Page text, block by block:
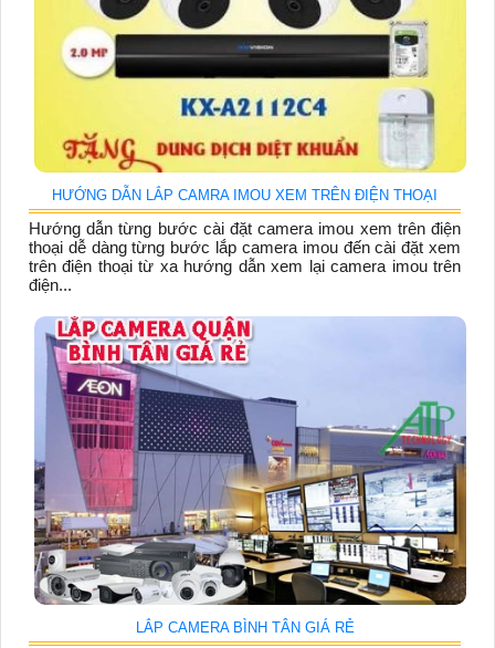
HƯỚNG DẪN LẮP CAMRA IMOU XEM TRÊN ĐIỆN THOẠI
Hướng dẫn từng bước cài đặt camera imou xem trên điện
thoại dễ dàng từng bước lắp camera imou đến cài đặt xem
trên điện thoại từ xa hướng dẫn xem lại camera imou trên
điện...
LẮP CAMERA BÌNH TÂN GIÁ RẺ